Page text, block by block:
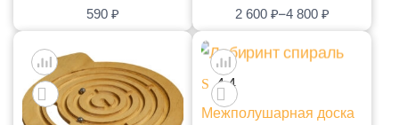
590 ₽ 2 600 ₽–4 800 ₽
4.4
Межполушарная доска